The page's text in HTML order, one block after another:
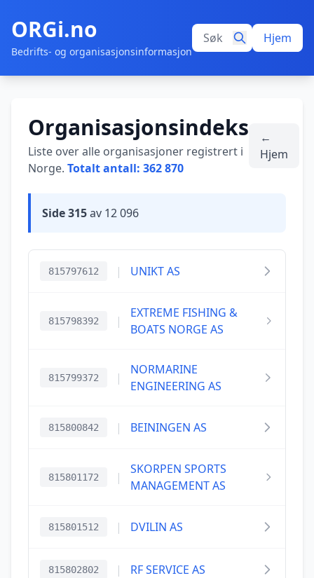
ORGi.no
Bedrifts- og organisasjonsinformasjon
Hjem
Organisasjonsindeks
Liste over alle organisasjoner registrert i
Norge. Totalt antall: 362 870
←
Hjem
Side 315av 12 096
815797612 | UNIKT AS
815798392 |
EXTREME FISHING &
BOATS NORGE AS
815799372 |
NORMARINE
ENGINEERING AS
815800842 | BEININGEN AS
815801172 |
SKORPEN SPORTS
MANAGEMENT AS
815801512 | DVILIN AS
815802802 | RF SERVICE AS